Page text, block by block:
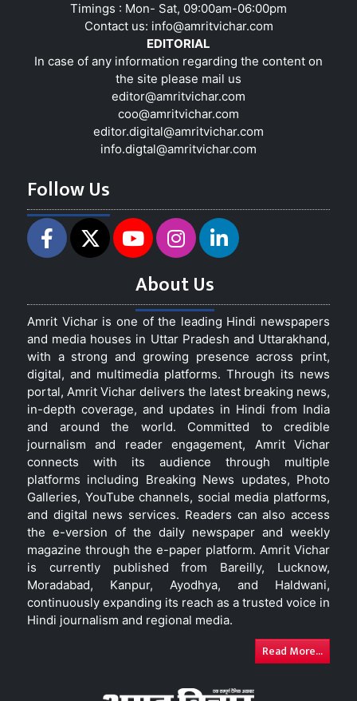
Timings : Mon- Sat, 09:00am-06:00pm
Contact us: info@amritvichar.com
EDITORIAL
In case of any information regarding the content on
the site please mail us
editor@amritvichar.com
coo@amritvichar.com
editor.digital@amritvichar.com
info.digtal@amritvichar.com
Follow Us
About Us
Amrit Vichar is one of the leading Hindi newspapers
and media houses in Uttar Pradesh and Uttarakhand,
with a strong and growing presence across print,
digital, and multimedia platforms. Through its news
portal, Amrit Vichar delivers the latest breaking news,
in-depth coverage, and updates in Hindi from India
and around the world. Committed to credible
journalism and reader engagement, Amrit Vichar
connects with its audience through multiple
platforms including Breaking News updates, Photo
Galleries, YouTube channels, social media platforms,
and digital news services. Readers can also access
the e-version of the daily newspaper and weekly
magazine through the e-paper platform. Amrit Vichar
is currently published from Bareilly, Lucknow,
Moradabad, Kanpur, Ayodhya, and Haldwani,
continuously expanding its reach as a trusted voice in
Hindi journalism and regional media.
Read More...